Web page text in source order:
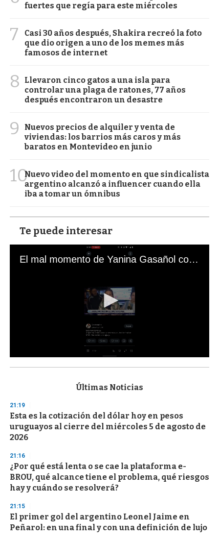
fuertes que regía para este miércoles
7
Casi 30 años después, Shakira recreó la foto
que dio origen a uno de los memes más
famosos de internet
8
Llevaron cinco gatos a una isla para
controlar una plaga de ratones, 77 años
después encontraron un desastre
9
Nuevos precios de alquiler y venta de
viviendas: los barrios más caros y más
baratos en Montevideo en junio
10Nuevo video del momento en que sindicalista
argentino alcanzó a influencer cuando ella
iba a tomar un ómnibus
Te puede interesar
El mal momento de Yanina Gasañol con un hincha argentino en "Subrayado"
s
d
s
o
f
3
s
c
o
n
Últimas Noticias
21:19
Esta es la cotización del dólar hoy en pesos
uruguayos al cierre del miércoles 5 de agosto de
2026
21:16
¿Por qué está lenta o se cae la plataforma e-
BROU, qué alcance tiene el problema, qué riesgos
hay y cuándo se resolverá?
21:15
El primer gol del argentino Leonel Jaime en
Peñarol: en una final y con una definición de lujo